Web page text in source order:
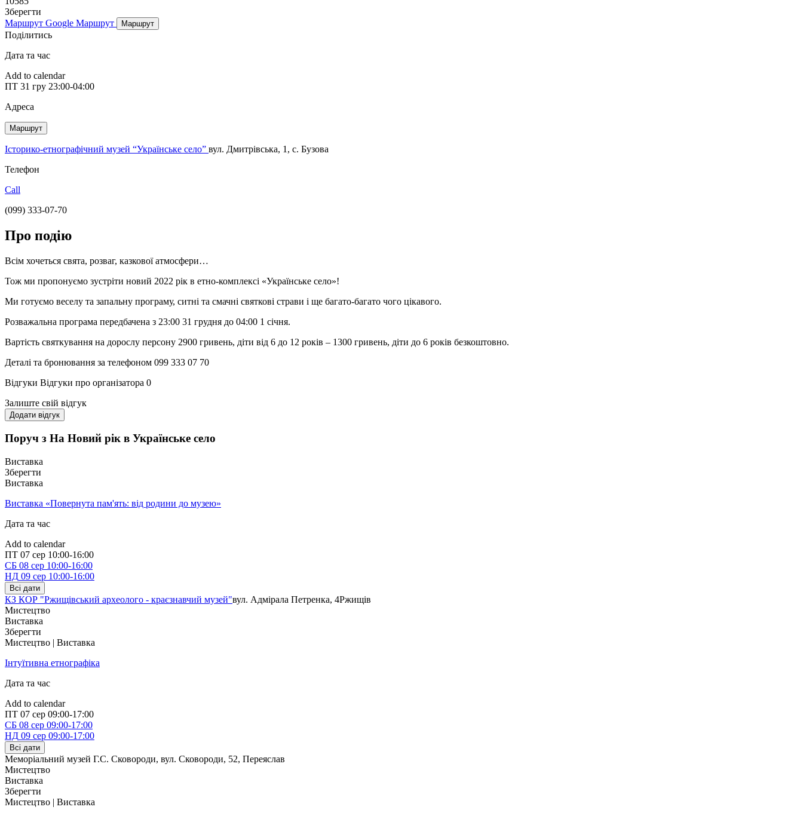
Зберегти
Маршрут Google Маршрут Маршрут
Поділитись
Дата та час
Add to calendar
ПТ 31 гру 23:00-04:00
Адреса
Маршрут
Історико-етнографічний музей “Українське село” вул. Дмитрівська, 1, с. Бузова
Телефон
Call
(099) 333-07-70
Про подію
Всім хочеться свята, розваг, казкової атмосфери…
Тож ми пропонуємо зустріти новий 2022 рік в етно-комплексі «Українське село»!
Ми готуємо веселу та запальну програму, ситні та смачні святкові страви і ще багато-багато чого цікавого.
Розважальна програма передбачена з 23:00 31 грудня до 04:00 1 січня.
Вартість святкування на дорослу персону 2900 гривень, діти від 6 до 12 років – 1300 гривень, діти до 6 років безкоштовно.
Деталі та бронювання за телефоном 099 333 07 70
Відгуки Відгуки про організатора 0
Залиште свій відгук
Додати відгук
Поруч з На Новий рік в Українське село
Виставка
Зберегти
Виставка
Виставка «Повернута пам'ять: від родини до музею»
Дата та час
Add to calendar
ПТ 07 сер 10:00-16:00
СБ 08 сер 10:00-16:00
НД 09 сер 10:00-16:00
Всі дати
КЗ КОР "Ржищівський археолого - краєзнавчий музей"вул. Адмірала Петренка, 4Ржищів
Мистецтво
Виставка
Зберегти
Мистецтво | Виставка
Інтуїтивна етнографіка
Дата та час
Add to calendar
ПТ 07 сер 09:00-17:00
СБ 08 сер 09:00-17:00
НД 09 сер 09:00-17:00
Всі дати
Меморіальний музей Г.С. Сковороди, вул. Сковороди, 52, Переяслав
Мистецтво
Виставка
Зберегти
Мистецтво | Виставка